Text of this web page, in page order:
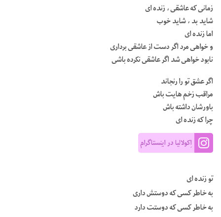
زمانی که عاشقی ، زنده ای
شاید بد ، شاید خوب
اما زنده ای
و خواهی مرد اگر دست از عاشقی برداری
نابود خواهی شد اگر عاشقی نکرده باشی
اگر عشق تو را رنجاند
مراقب زخم هایت باش
باورشان داشته باش
چرا که زنده ای
اِکولالیا در اینستاگرام
تو زنده ای
به خاطر کسی که دوستش داری
به خاطر کسی که دوستت دارد